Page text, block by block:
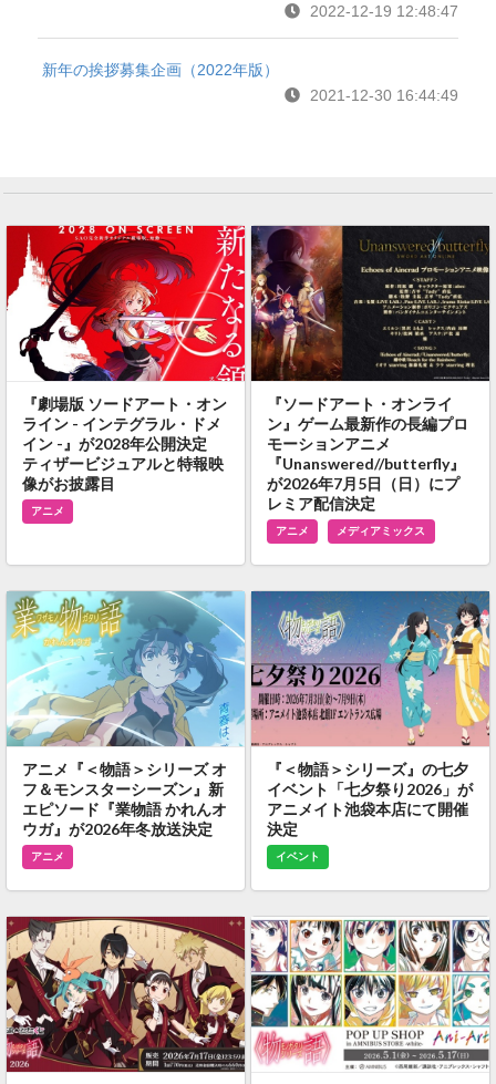
2022-12-19 12:48:47
新年の挨拶募集企画（2022年版）
2021-12-30 16:44:49
『劇場版 ソードアート・オン
ライン - インテグラル・ドメ
イン -』が2028年公開決定
ティザービジュアルと特報映
像がお披露目
アニメ
『ソードアート・オンライ
ン』ゲーム最新作の長編プロ
モーションアニメ
『Unanswered//butterfly』
が2026年7月5日（日）にプ
レミア配信決定
アニメ メディアミックス
アニメ『＜物語＞シリーズ オ
フ＆モンスターシーズン』新
エピソード『業物語 かれんオ
ウガ』が2026年冬放送決定
アニメ
『＜物語＞シリーズ』の七夕
イベント「七夕祭り2026」が
アニメイト池袋本店にて開催
決定
イベント